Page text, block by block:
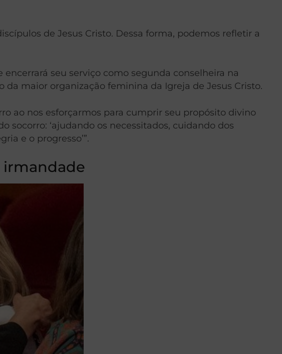
de Jesus Cristo. Dessa forma, podemos refletir a
seu serviço como segunda conselheira na
da maior organização feminina da Igreja de Jesus Cristo.
ao nos esforçarmos para cumprir seu propósito divino
‘ajudando os necessitados, cuidando dos
e o progresso’”.
irmandade